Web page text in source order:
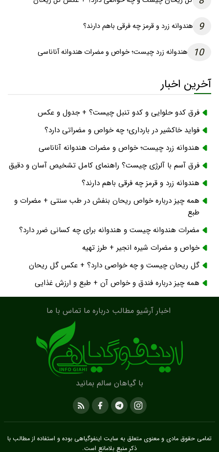
9 هندوانه زرد و قرمز چه فرقی باهم دارند؟
10 هندوانه زرد چیست؛ خواص و مضرات هندوانه آناناسی
آخرین اخبار
فرق کدو حلوایی و کدو تنبل چیست؟ + جدول و عکس
فواید خاکشیر در بارداری؛ چه خواص و مضراتی دارد؟
هندوانه زرد چیست؛ خواص و مضرات هندوانه آناناسی
فرق آسم با آلرژی چیست؟ راهنمای کامل تشخیص آسان و دقیق
هندوانه زرد و قرمز چه فرقی باهم دارند؟
همه چیز درباره خواص ریحان بنفش در طب سنتی + مضرات و
طبع
مضرات هندوانه چیست و هندوانه برای چه کسانی ضرر دارد؟
خواص و مضرات شیره انجیر + طرز تهیه
گل ریحان چیست و چه خواصی دارد؟ + عکس گل ریحان
همه چیز درباره فندق و خواص آن + طبع و ارزش غذایی
اخبار آرشیو مطالب درباره ما تماس با ما
با گیاهان سالم بمانید
تمامی حقوق مادی و معنوی متعلق به سایت اینفوگیاهی بوده و استفاده از مطالب با
ذکر منبع بلامانع است.